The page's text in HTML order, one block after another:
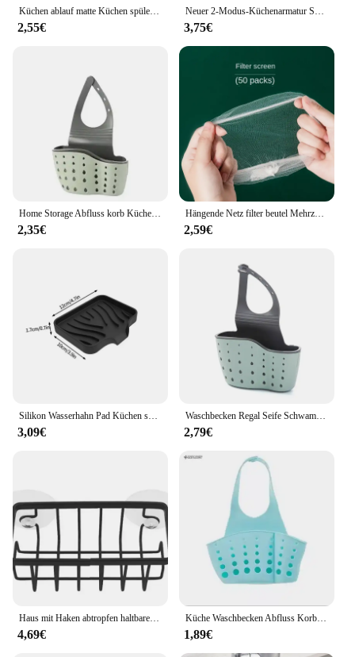
Küchen ablauf matte Küchen spüle Sieb Kieselgel spritzwasser geschütztes Wasserfilter pad Bad utensilien Zubehör Zubehör Leuchte
2,55€
Neuer 2-Modus-Küchenarmatur Sprüh kopf filter einstellbar 360 ° rotierender Spritz schutz hahn Düse Bubbler Küchen spüle Wasserhahn Belüfter
3,75€
Home Storage Abfluss korb Küchen spüle Halter verstellbare Seife Schwamm Shlf hängen Abfluss korb Tasche Küchen zubehör
2,35€
Hängende Netz filter beutel Mehrzweck-Dreieck-Abfluss regal Abfluss korb Küchen spüle Filter Reste Suppe Lebensmittel Abtropffläche
2,59€
3,09€
Waschbecken Regal Seife Schwamm Drain Rack Bad Halter Küche Lagerung Saugnapf Küche Organizer Waschbecken küche Zubehör Waschen
2,79€
4,69€
Küche Waschbecken Abfluss Korb Wasserhahn Hängen Tasche Seife Schwamm Halter Einstellbare Silikon Ablauf Korb Küche Lagerung Zubehör
1,89€